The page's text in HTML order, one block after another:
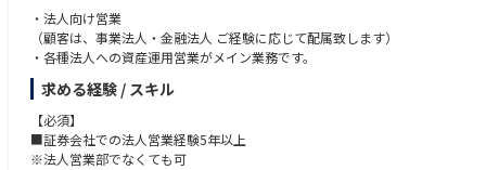
・法人向け営業
（顧客は、事業法人・金融法人 ご経験に応じて配属致します）
・各種法人への資産運用営業がメイン業務です。
求める経験 / スキル
【必須】
■証券会社での法人営業経験5年以上
※法人営業部でなくても可